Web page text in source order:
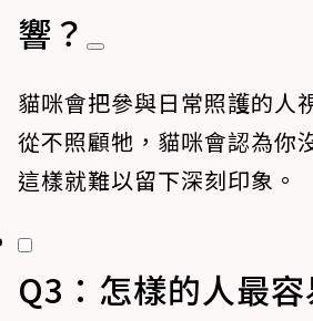
響？
貓咪會把參與日常照護的人
從不照顧牠，貓咪會認為你
這樣就難以留下深刻印象。
Q3：怎樣的人最